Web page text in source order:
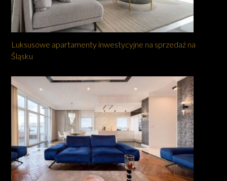
Luksusowe apartamenty inwestycyjne na sprzedaż na
Śląsku